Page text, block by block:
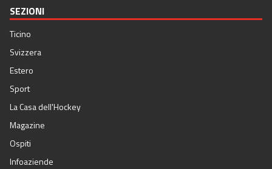
SEZIONI
Ticino
Svizzera
Estero
Sport
La Casa dell'Hockey
Magazine
Ospiti
Infoaziende